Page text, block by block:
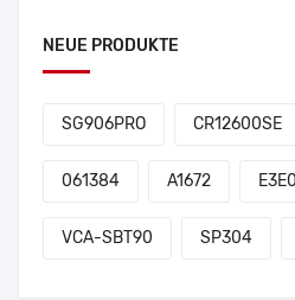
NEUE PRODUKTE
SG906PRO CR12600SE
061384 A1672
VCA-SBT90 SP304